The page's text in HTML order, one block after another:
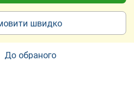
швидко
До обраного